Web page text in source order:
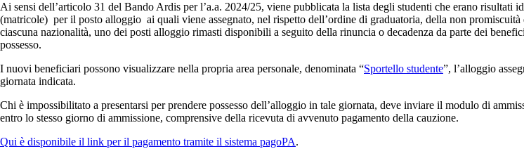
Ai sensi dell’articolo 31 del Bando Ardis per l’a.a. 2024/25, viene pubblicata la lista degli studenti che erano
(matricole) per il posto alloggio ai quali viene assegnato, nel rispetto dell’ordine di graduatoria, della non
ciascuna nazionalità, uno dei posti alloggio rimasti disponibili a seguito della rinuncia o decadenza da parte dei
possesso.
I nuovi beneficiari possono visualizzare nella propria area personale, denominata “Sportello studente”, l’alloggio
giornata indicata.
Chi è impossibilitato a presentarsi per prendere possesso dell’alloggio in tale giornata, deve inviare il modulo di
entro lo stesso giorno di ammissione, comprensive della ricevuta di avvenuto pagamento della cauzione.
Qui è disponibile il link per il pagamento tramite il sistema pagoPA.